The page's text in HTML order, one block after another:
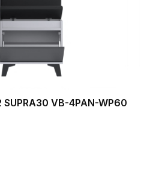
VB-4PAN-WP60